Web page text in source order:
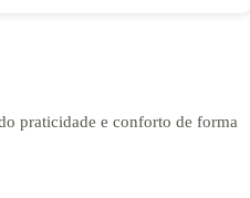
praticidade e conforto de forma